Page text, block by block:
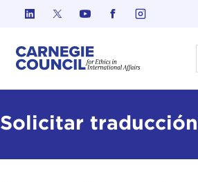
Ir al contenido
Solicitar traducción